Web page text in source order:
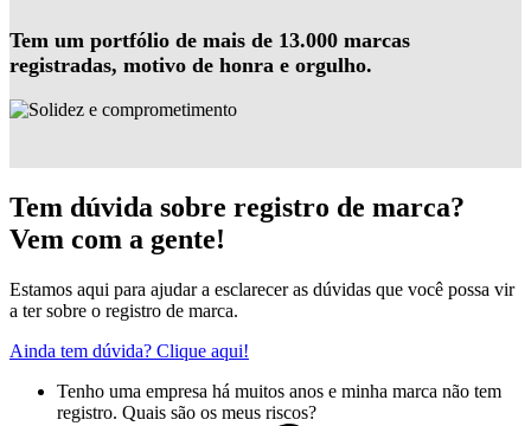
Tem um portfólio de mais de 13.000 marcas
registradas, motivo de honra e orgulho.
Tem dúvida sobre registro de marca?
Vem com a gente!
Estamos aqui para ajudar a esclarecer as dúvidas que você possa vir
a ter sobre o registro de marca.
Ainda tem dúvida? Clique aqui!
Tenho uma empresa há muitos anos e minha marca não tem
registro. Quais são os meus riscos?